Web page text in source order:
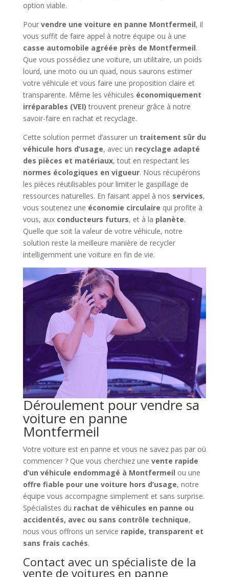
option viable.
Pour vendre une voiture en panne Montfermeil, il
vous suffit de faire appel à notre équipe ou à une
casse automobile agréée près de Montfermeil.
Que vous possédiez une voiture, un utilitaire, un poids
lourd, une moto ou un quad, nous saurons estimer
votre véhicule et vous faire une proposition claire et
transparente. Même les véhicules économiquement
irréparables (VEI) trouvent preneur grâce à notre
savoir-faire en rachat et recyclage.
Cette solution permet d’assurer un traitement sûr du
véhicule hors d’usage, avec un recyclage adapté
des pièces et matériaux, tout en respectant les
normes écologiques en vigueur. Nous récupérons
les pièces réutilisables pour limiter le gaspillage de
ressources naturelles. En faisant appel à nos services,
vous soutenez une économie circulaire qui profite à
vous, aux conducteurs futurs, et à la planète.
Quelle que soit la valeur de votre véhicule, notre
solution reste la meilleure manière de recycler
intelligemment une voiture en fin de vie.
Déroulement pour vendre sa
voiture en panne
Montfermeil
Votre voiture est en panne et vous ne savez pas par où
commencer ? Que vous cherchiez une vente rapide
d’un véhicule endommagé à Montfermeil ou une
offre fiable pour une voiture hors d’usage, notre
équipe vous accompagne simplement et sans surprise.
Spécialistes du rachat de véhicules en panne ou
accidentés, avec ou sans contrôle technique,
nous vous offrons un service rapide, transparent et
sans frais cachés.
Contact avec un spécialiste de la
vente de voitures en panne